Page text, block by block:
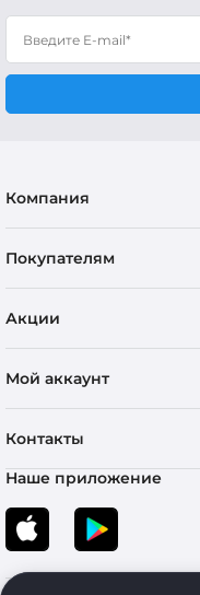
Компания
Покупателям
Акции
Мой аккаунт
Контакты
Наше приложение